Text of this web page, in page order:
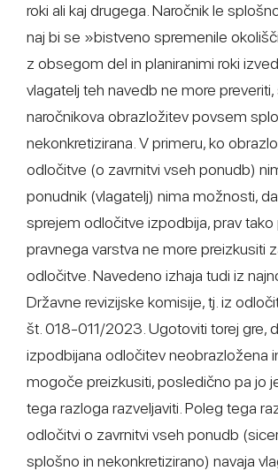
roki ali kaj drugega. Naročnik le
naj bi se »bistveno spremenile
z obsegom del in planiranimi roki
vlagatelj teh navedb ne more preveriti,
naročnikova obrazložitev povsem
nekonkretizirana. V primeru, ko
odločitve (o zavrnitvi vseh ponudb)
ponudnik (vlagatelj) nima možnosti,
sprejem odločitve izpodbija, prav tako
pravnega varstva ne more preizkusiti
odločitve. Navedeno izhaja tudi iz
Državne revizijske komisije, tj. iz
št. 018-011/2023. Ugotoviti torej gre,
izpodbijana odločitev neobrazložena
mogoče preizkusiti, posledično pa jo
tega razloga razveljaviti. Poleg tega
odločitvi o zavrnitvi vseh ponudb
splošno in nekonkretizirano) navaja